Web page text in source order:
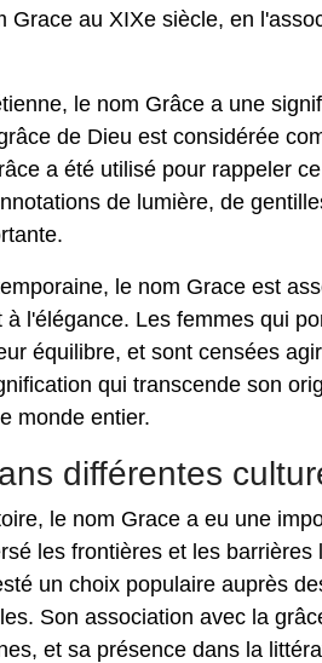
Grace au XIXe siècle, en
le nom Grâce a une
de Dieu est considérée
a été utilisé pour rappeler
de lumière, de
le nom Grace est
à l'élégance. Les femmes qui
équilibre, et sont censées
qui transcende son
monde entier.
différentes
le nom Grace a eu une
les frontières et les
un choix populaire auprès
Son association avec la
et sa présence dans la